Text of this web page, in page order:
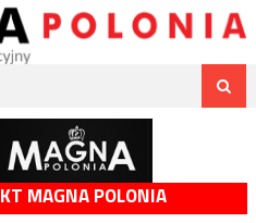
MAGNA POLONIA